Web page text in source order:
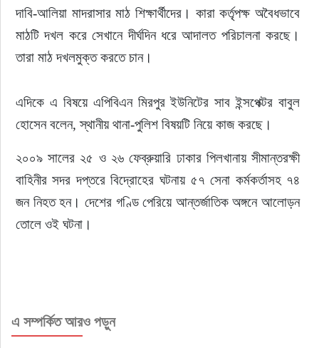
দাবি-আলিয়া মাদরাসার মাঠ শিক্ষার্থীদের। কারা কর্তৃপক্ষ অবৈধভাবে
মাঠটি দখল করে সেখানে দীর্ঘদিন ধরে আদালত পরিচালনা করছে।
তারা মাঠ দখলমুক্ত করতে চান।
এদিকে এ বিষয়ে এপিবিএন মিরপুর ইউনিটের সাব ইন্সপেক্টর বাবুল
হোসেন বলেন, স্থানীয় থানা-পুলিশ বিষয়টি নিয়ে কাজ করছে।
২০০৯ সালের ২৫ ও ২৬ ফেব্রুয়ারি ঢাকার পিলখানায় সীমান্তরক্ষী
বাহিনীর সদর দপ্তরে বিদ্রোহের ঘটনায় ৫৭ সেনা কর্মকর্তাসহ ৭৪
জন নিহত হন। দেশের গণ্ডি পেরিয়ে আন্তর্জাতিক অঙ্গনে আলোড়ন
তোলে ওই ঘটনা।
এ সম্পর্কিত আরও পড়ুন